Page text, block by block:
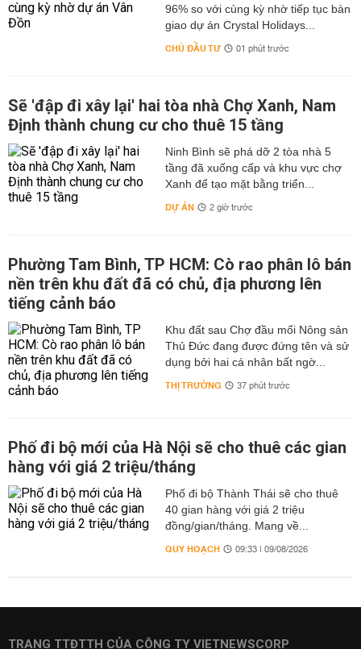
96% so với cùng kỳ nhờ tiếp tục bàn
giao dự án Crystal Holidays...
CHỦ ĐẦU TƯ 01 phút trước
Sẽ 'đập đi xây lại' hai tòa nhà Chợ Xanh, Nam
Định thành chung cư cho thuê 15 tầng
Ninh Bình sẽ phá dỡ 2 tòa nhà 5
tầng đã xuống cấp và khu vực chợ
Xanh để tạo mặt bằng triển...
DỰ ÁN 2 giờ trước
Phường Tam Bình, TP HCM: Cò rao phân lô bán
nền trên khu đất đã có chủ, địa phương lên
tiếng cảnh báo
Khu đất sau Chợ đầu mối Nông sản
Thủ Đức đang được đứng tên và sử
dụng bởi hai cá nhân bất ngờ...
THỊ TRƯỜNG 37 phút trước
Phố đi bộ mới của Hà Nội sẽ cho thuê các gian
hàng với giá 2 triệu/tháng
Phố đi bộ Thành Thái sẽ cho thuê
40 gian hàng với giá 2 triệu
đồng/gian/tháng. Mang về...
QUY HOẠCH 09:33 | 09/08/2026
TRANG TTĐTTH CỦA CÔNG TY VIETNEWSCORP